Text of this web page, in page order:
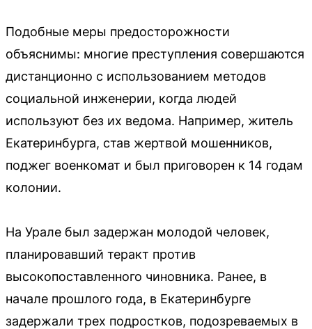
Подобные меры предосторожности
объяснимы: многие преступления совершаются
дистанционно с использованием методов
социальной инженерии, когда людей
используют без их ведома. Например, житель
Екатеринбурга, став жертвой мошенников,
поджег военкомат и был приговорен к 14 годам
колонии.
На Урале был задержан молодой человек,
планировавший теракт против
высокопоставленного чиновника. Ранее, в
начале прошлого года, в Екатеринбурге
задержали трех подростков, подозреваемых в